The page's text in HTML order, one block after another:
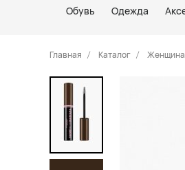
Обувь Одежда
Главная Каталог